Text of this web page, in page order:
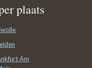
plaats
Am